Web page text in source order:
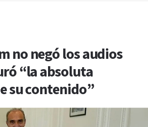
no negó los audios
“la absoluta
su contenido”